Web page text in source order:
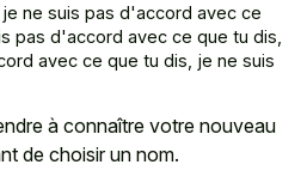
ne suis pas d'accord avec ce
pas d'accord avec ce que tu dis,
avec ce que tu dis, je ne suis
à connaître votre nouveau
de choisir un nom.